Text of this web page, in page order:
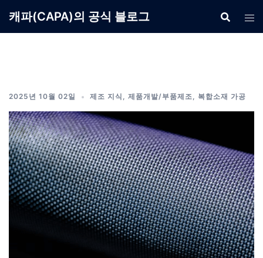
캐파(CAPA)의 공식 블로그
2025년 10월 02일 제조 지식 , 제품개발/부품제조, 복합소재 가공